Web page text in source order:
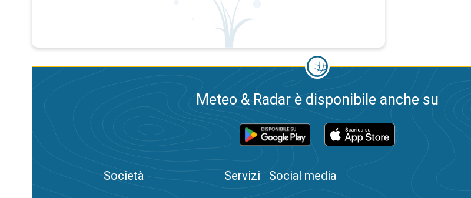
Meteo & Radar è disponibile anche su
Società Servizi Social media